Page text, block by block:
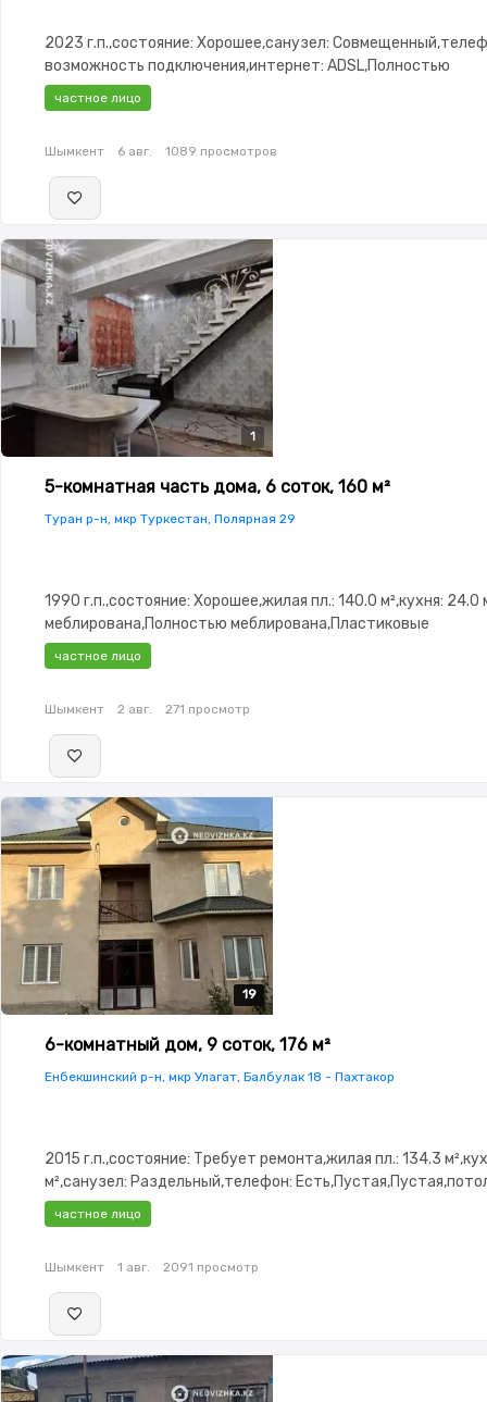
2023 г.п.,состояние: Хорошее,санузел:
возможность подключения,интернет: ADSL,Полностью
меблирована,Полностью меблирована,потолки:
окна,Навес
частное лицо
Шымкент 6 авг. 1089 просмотров
1
5-комнатная часть дома, 6 соток, 160 м²
Туран р-н, мкр Туркестан, Полярная 29
1990 г.п.,состояние: Хорошее,жилая пл.: 140.0 м²,кухня:
меблирована,Полностью меблирована,Пластиковые
зона
частное лицо
Шымкент 2 авг. 271 просмотр
19
19
19
19
19
6-комнатный дом, 9 соток, 176 м²
Енбекшинский р-н, мкр Улагат, Балбулак 18 - Пахтакор
2015 г.п.,состояние: Требует ремонта,жилая пл.: 134.3
м²,санузел: Раздельный,телефон:
частное лицо
Шымкент 1 авг. 2091 просмотр